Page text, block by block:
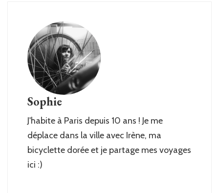
Sophie
J'habite à Paris depuis 10 ans ! Je me
déplace dans la ville avec Irène, ma
bicyclette dorée et je partage mes voyages
ici :)